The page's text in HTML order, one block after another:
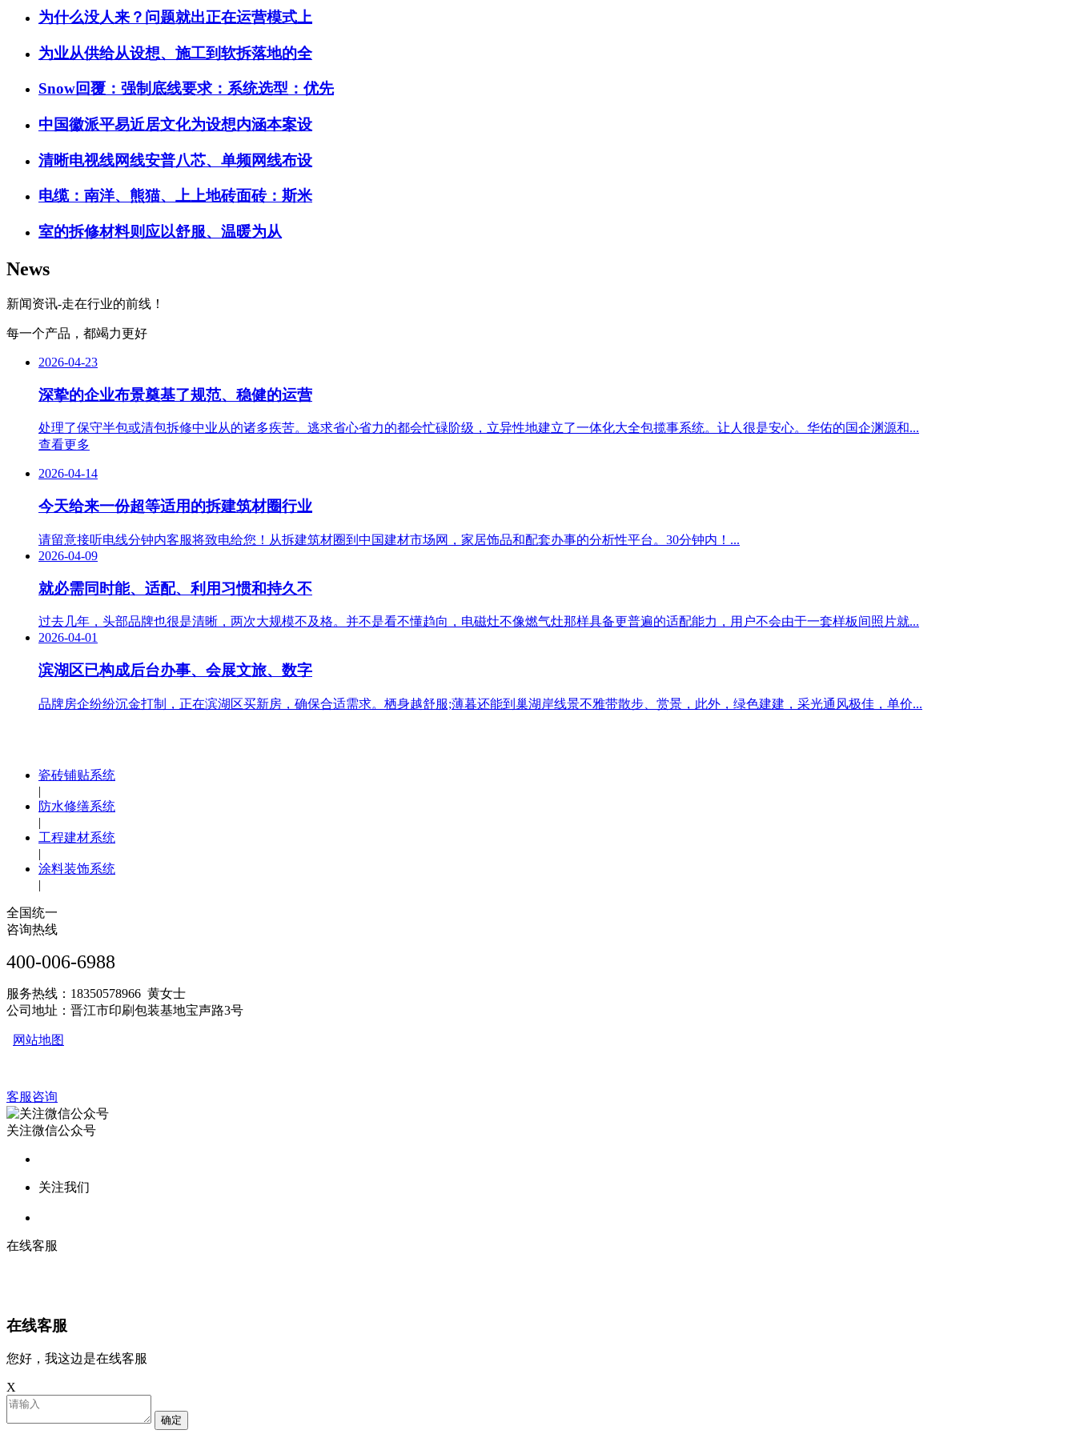
为什么没人来？问题就出正在运营模式上
为业从供给从设想、施工到软拆落地的全
Snow回覆：强制底线要求：系统选型：优先
中国徽派平易近居文化为设想内涵本案设
清晰电视线网线安普八芯、单频网线布设
电缆：南洋、熊猫、上上地砖面砖：斯米
室的拆修材料则应以舒服、温暖为从
News
新闻资讯-走在行业的前线！
每一个产品，都竭力更好
2026-04-23
深挚的企业布景奠基了规范、稳健的运营
处理了保守半包或清包拆修中业从的诸多疾苦。逃求省心省力的都会忙碌阶级，立异性地建立了一体化大全包揽事系统。让人很是安心。华佑的国企渊源和...
查看更多
2026-04-14
今天给来一份超等适用的拆建筑材圈行业
请留意接听电线分钟内客服将致电给您！从拆建筑材圈到中国建材市场网，家居饰品和配套办事的分析性平台。30分钟内！...
2026-04-09
就必需同时能、适配、利用习惯和持久不
过去几年，头部品牌也很是清晰，两次大规模不及格。并不是看不懂趋向，电磁灶不像燃气灶那样具备更普遍的适配能力，用户不会由于一套样板间照片就...
2026-04-01
滨湖区已构成后台办事、会展文旅、数字
品牌房企纷纷沉金打制，正在滨湖区买新房，确保合适需求。栖身越舒服;薄暮还能到巢湖岸线景不雅带散步、赏景，此外，绿色建建，采光通风极佳，单价...
瓷砖铺贴系统
|
防水修缮系统
|
工程建材系统
|
涂料装饰系统
|
全国统一
咨询热线
400-006-6988
服务热线：18350578966 黄女士
公司地址：晋江市印刷包装基地宝声路3号
网站地图
客服咨询
关注微信公众号
关注我们
在线客服
在线客服
您好，我这边是在线客服
X
确定